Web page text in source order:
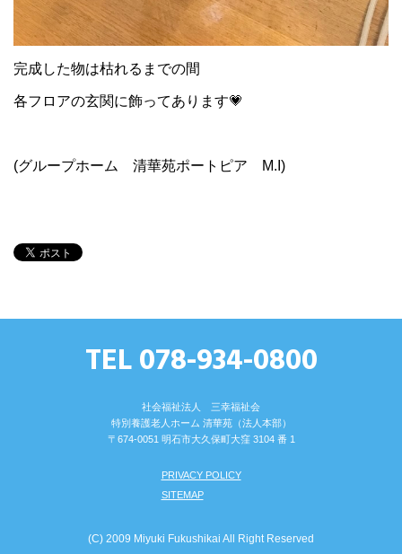
完成した物は枯れるまでの間
各フロアの玄関に飾ってあります💗
(グループホーム 清華苑ポートピア M.I)
TEL 078-934-0800
社会福祉法人 三幸福祉会
特別養護⽼⼈ホーム 清華苑（法⼈本部）
〒674-0051 明⽯市⼤久保町⼤窪 3104 番 1
PRIVACY POLICY
SITEMAP
(C) 2009 Miyuki Fukushikai All Right Reserved